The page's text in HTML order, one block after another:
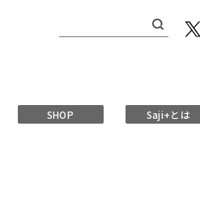
SHOP Saji+とは